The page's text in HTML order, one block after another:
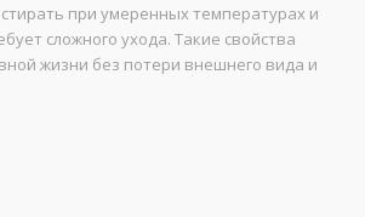
при умеренных температурах и
сложного ухода. Такие свойства
жизни без потери внешнего вида и